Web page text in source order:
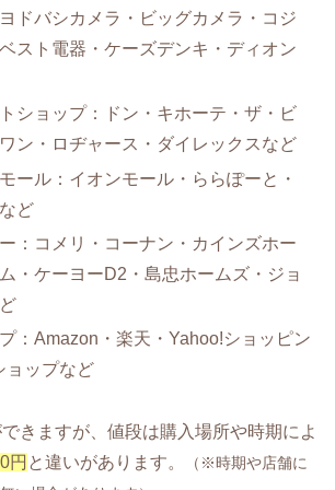
ドバシカメラ・ビッグカメラ・コジ
スト電器・ケーズデンキ・ディオン
ショップ：ドン・キホーテ・ザ・ビ
ン・ロヂャース・ダイレックスなど
ール：イオンモール・ららぽーと・
ど
：コメリ・コーナン・カインズホー
・ケーヨーD2・島忠ホームズ・ジョ
：Amazon・楽天・Yahoo!ショッピン
ョップなど
きますが、値段は購入場所や時期によ
円 と違いがあります。
（※時期や店舗に